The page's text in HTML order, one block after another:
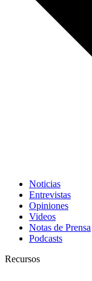
Noticias
Entrevistas
Opiniones
Videos
Notas de Prensa
Podcasts
Recursos